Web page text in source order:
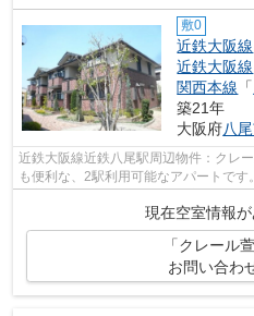
敷0
近鉄大阪線
近鉄大阪線
関西本線 「
築21年
大阪府八
近鉄大阪線近鉄八尾駅周辺物件：クレ
も便利な、2駅利用可能なアパートで
現在空室情報が
「クレール
お問い合わ